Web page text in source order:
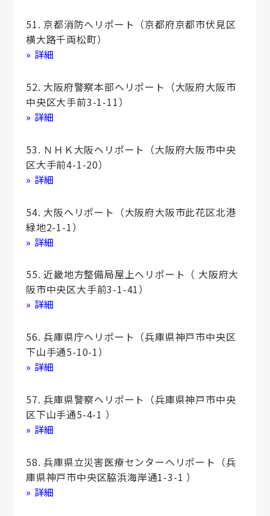
51. 京都消防ヘリポート（京都府京都市伏見区
横大路千両松町）
» 詳細
52. 大阪府警察本部ヘリポート（大阪府大阪市
中央区大手前3-1-11）
» 詳細
53. ＮＨＫ大阪ヘリポート（大阪府大阪市中央
区大手前4-1-20）
» 詳細
54. 大阪ヘリポート（大阪府大阪市此花区北港
緑地2-1-1）
» 詳細
55. 近畿地方整備局屋上ヘリポート（ 大阪府大
阪市中央区大手前3-1-41）
» 詳細
56. 兵庫県庁ヘリポート（兵庫県神戸市中央区
下山手通5-10-1）
» 詳細
57. 兵庫県警察ヘリポート（兵庫県神戸市中央
区下山手通5-4-1 ）
» 詳細
58. 兵庫県立災害医療センターヘリポート（兵
庫県神戸市中央区脇浜海岸通1-3-1 ）
» 詳細